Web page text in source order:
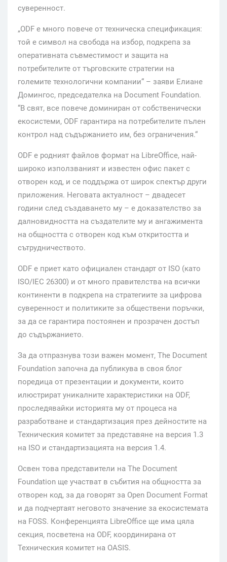
суверенност.
„ODF е много повече от техническа спецификация:
той е символ на свобода на избор, подкрепа за
оперативната съвместимост и защита на
потребителите от търговските стратегии на
големите технологични компании“ – заяви Елиане
Домингос, председателка на Document Foundation.
“В свят, все повече доминиран от собственически
екосистеми, ODF гарантира на потребителите пълен
контрол над съдържанието им, без ограничения.“
ODF е родният файлов формат на LibreOffice, най-
широко използваният и известен офис пакет с
отворен код, и се поддържа от широк спектър други
приложения. Неговата актуалност – двадесет
години след създаването му – е доказателство за
далновидността на създателите му и ангажимента
на общността с отворен код към откритостта и
сътрудничеството.
ODF е приет като официален стандарт от ISO (като
ISO/IEC 26300) и от много правителства на всички
континенти в подкрепа на стратегиите за цифрова
суверенност и политиките за обществени поръчки,
за да се гарантира постоянен и прозрачен достъп
до съдържанието.
За да отпразнува този важен момент, The Document
Foundation започна да публикува в своя блог
поредица от презентации и документи, които
илюстрират уникалните характеристики на ODF,
проследявайки историята му от процеса на
разработване и стандартизация през дейностите на
Техническия комитет за представяне на версия 1.3
на ISO и стандартизацията на версия 1.4.
Освен това представители на The Document
Foundation ще участват в събития на общността за
отворен код, за да говорят за Open Document Format
и да подчертаят неговото значение за екосистемата
на FOSS. Конференцията LibreOffice ще има цяла
секция, посветена на ODF, координирана от
Техническия комитет на OASIS.